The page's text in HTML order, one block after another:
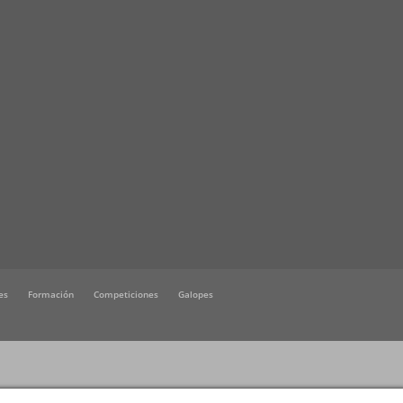
Formación Competiciones Galopes